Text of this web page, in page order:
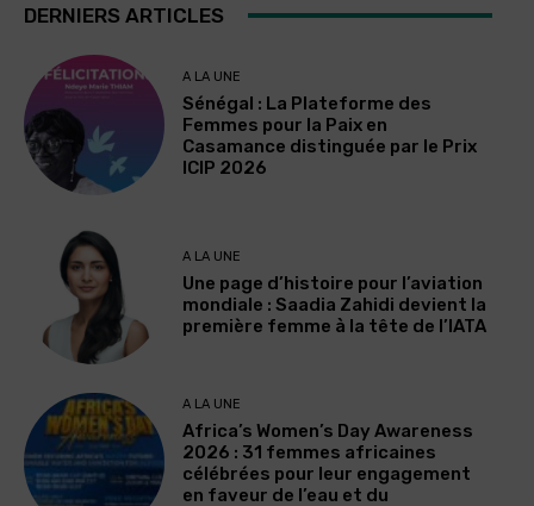
DERNIERS ARTICLES
A LA UNE
Sénégal : La Plateforme des
Femmes pour la Paix en
Casamance distinguée par le Prix
ICIP 2026
A LA UNE
Une page d’histoire pour l’aviation
mondiale : Saadia Zahidi devient la
première femme à la tête de l’IATA
A LA UNE
Africa’s Women’s Day Awareness
2026 : 31 femmes africaines
célébrées pour leur engagement
en faveur de l’eau et du